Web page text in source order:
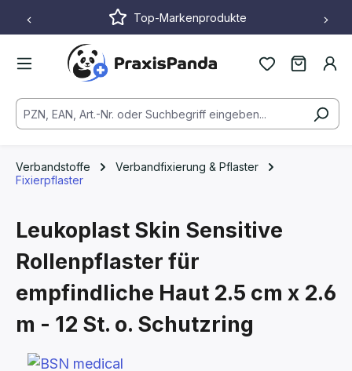
Zum Hauptinhalt springenTop-Markenprodukte
Verbandstoffe
Verbandfixierung & Pflaster
Fixierpflaster
Leukoplast Skin Sensitive
Rollenpflaster für
empfindliche Haut 2.5 cm x 2.6
m - 12 St. o. Schutzring